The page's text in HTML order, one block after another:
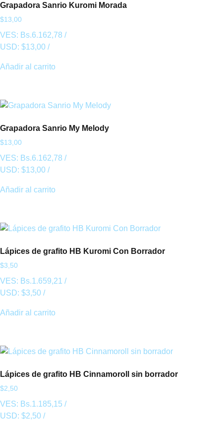
Grapadora Sanrio Kuromi Morada
$13,00
VES: Bs.6.162,78 /
USD: $13,00 /
Añadir al carrito
Grapadora Sanrio My Melody
$13,00
VES: Bs.6.162,78 /
USD: $13,00 /
Añadir al carrito
Lápices de grafito HB Kuromi Con Borrador
$3,50
VES: Bs.1.659,21 /
USD: $3,50 /
Añadir al carrito
Lápices de grafito HB Cinnamoroll sin borrador
$2,50
VES: Bs.1.185,15 /
USD: $2,50 /